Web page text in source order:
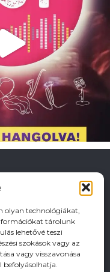
olyan technológiákat,
tárolunk
lehetővé teszi
szokások vagy az
vagy visszavonása
befolyásolhatja.